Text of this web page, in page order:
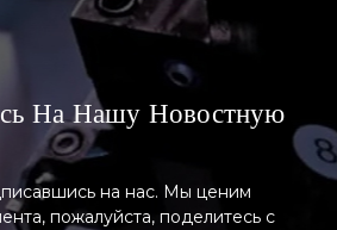
На Нашу Новостную
на нас. Мы ценим
пожалуйста, поделитесь с